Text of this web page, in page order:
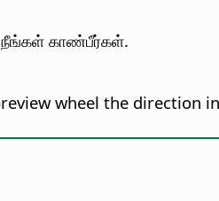
காண்பீர்கள்.
wheel the direction